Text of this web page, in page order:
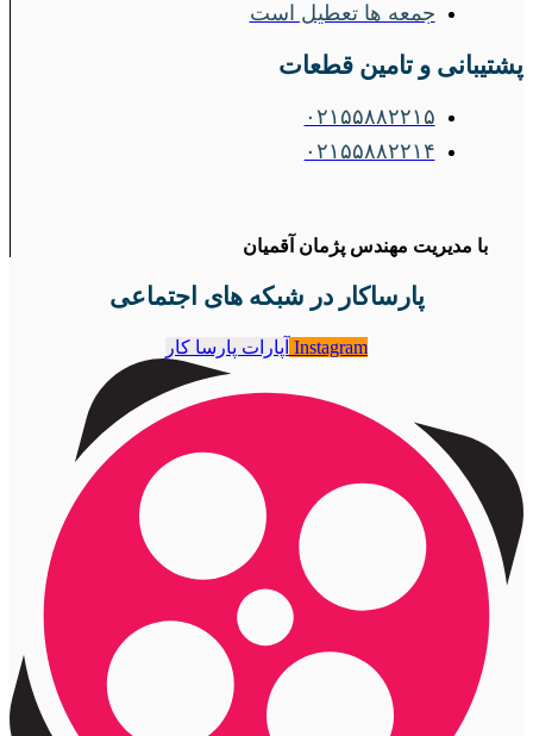
جمعه ها تعطیل است
پشتیبانی و تامین قطعات
۰۲۱۵۵۸۸۲۲۱۵
۰۲۱۵۵۸۸۲۲۱۴
با مدیریت مهندس پژمان آقمیان
پارساکار در شبکه های اجتماعی
Instagram آپارات پارسا کار